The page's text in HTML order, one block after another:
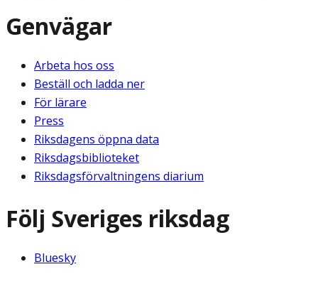
Genvägar
Arbeta hos oss
Beställ och ladda ner
För lärare
Press
Riksdagens öppna data
Riksdagsbiblioteket
Riksdagsförvaltningens diarium
Följ Sveriges riksdag
Bluesky